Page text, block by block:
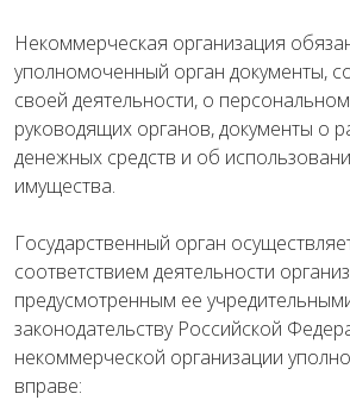
Некоммерческая организация
уполномоченный орган документы,
своей деятельности, о
руководящих органов, документы о
денежных средств и об
имущества.
Государственный орган
соответствием деятельности
предусмотренным ее
законодательству Российской
некоммерческой организации
вправе: